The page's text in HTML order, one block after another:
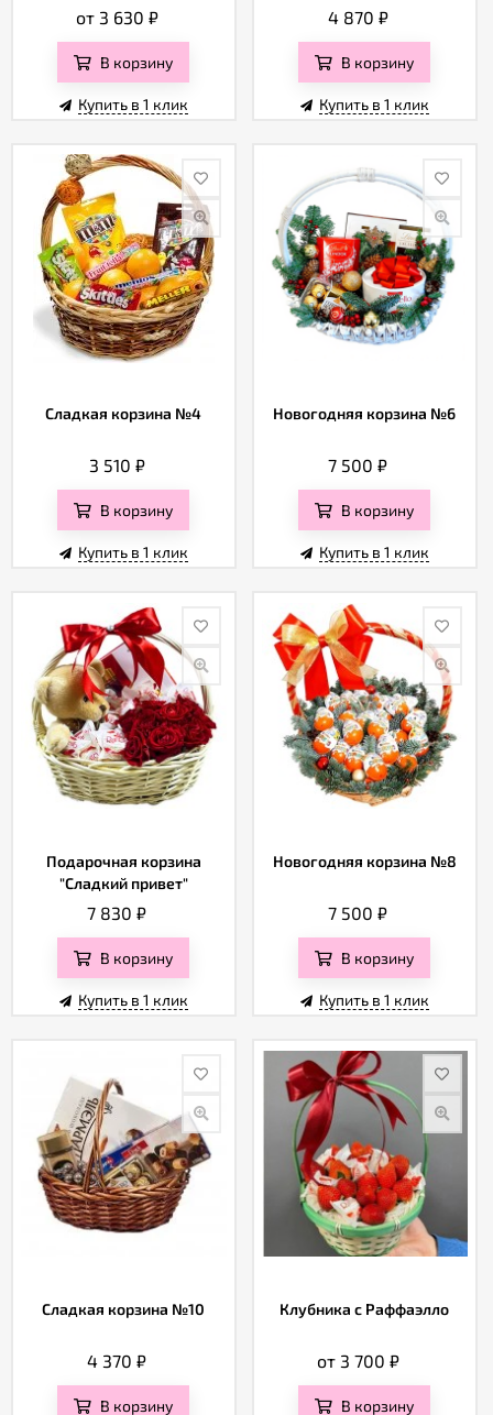
от 3 630 ₽
В корзину
Купить в 1 клик
4 870 ₽
В корзину
Купить в 1 клик
Сладкая корзина №4
3 510 ₽
В корзину
Купить в 1 клик
Новогодняя корзина №6
7 500₽
В корзину
Купить в 1 клик
Подарочная корзина
"Сладкий привет"
7 830₽
В корзину
Купить в 1 клик
Новогодняя корзина №8
7 500₽
В корзину
Купить в 1 клик
Сладкая корзина №10
4 370₽
В корзину
Клубника с Раффаэлло
от 3 700 ₽
В корзину